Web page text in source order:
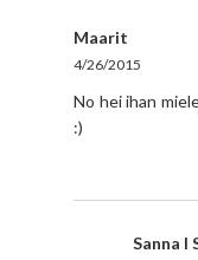
Maarit
4/26/2015
No hei ihan
:)
Sanna I